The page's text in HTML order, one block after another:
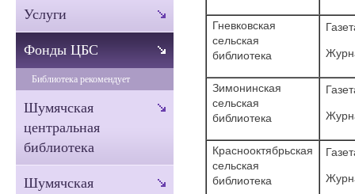
Гневковская
сельская
библиотека
Зимонинская
сельская
библиотека
Краснооктябрьская
сельская
библиотека
Услуги
Фонды ЦБС
Библиотека рекомендует
Шумячская
центральная
библиотека
Шумячская